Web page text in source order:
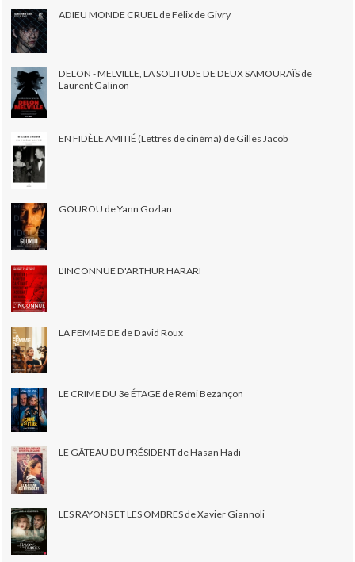
ADIEU MONDE CRUEL de Félix de Givry
DELON - MELVILLE, LA SOLITUDE DE DEUX SAMOURAÏS de
Laurent Galinon
EN FIDÈLE AMITIÉ (Lettres de cinéma) de Gilles Jacob
GOUROU de Yann Gozlan
L'INCONNUE D'ARTHUR HARARI
LA FEMME DE de David Roux
LE CRIME DU 3e ÉTAGE de Rémi Bezançon
LE GÂTEAU DU PRÉSIDENT de Hasan Hadi
LES RAYONS ET LES OMBRES de Xavier Giannoli